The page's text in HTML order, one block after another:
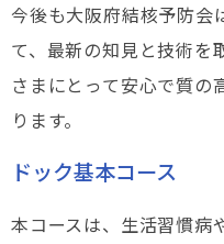
今後も大阪府結核予防会
て、最新の知見と技術を
さまにとって安心で質の
ります。
ドック基本コース
本コースは、生活習慣病